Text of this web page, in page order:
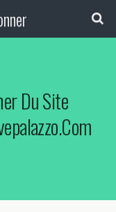
Du Site